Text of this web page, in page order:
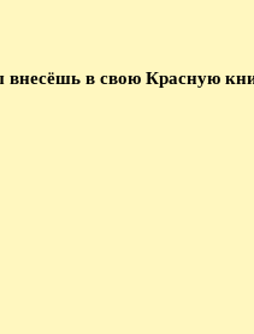
в свою Красную